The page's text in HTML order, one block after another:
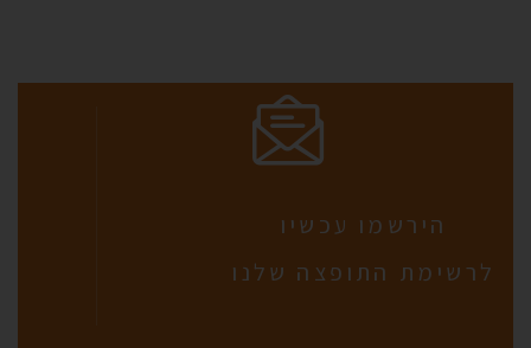
הירשמו עכשיו
לרשימת התופצה שלנו